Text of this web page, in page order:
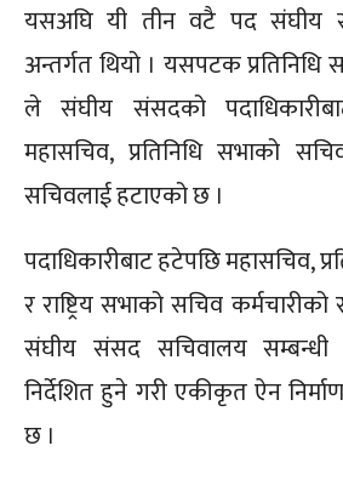
यसअघि यी तीन वटै पद संघीय
अन्तर्गत थियो । यसपटक प्रतिनिधि
ले संघीय संसदको
महासचिव, प्रतिनिधि सभाको
सचिवलाई हटाएको छ ।
पदाधिकारीबाट हटेपछि महासचिव,
र राष्ट्रिय सभाको सचिव
संघीय संसद सचिवालय
निर्देशित हुने गरी एकीकृत ऐन
छ ।